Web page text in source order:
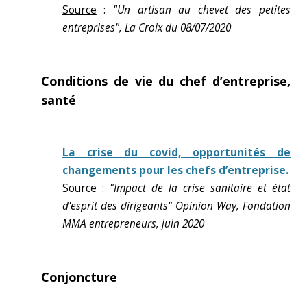
Source : "Un artisan au chevet des petites
entreprises", La Croix du 08/07/2020
Conditions de vie du chef d’entreprise,
santé
La crise du covid, opportunités de
changements pour les chefs d’entreprise.
Source : "Impact de la crise sanitaire et état
d'esprit des dirigeants" Opinion Way, Fondation
MMA entrepreneurs, juin 2020
Conjoncture